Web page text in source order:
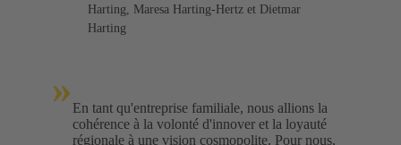
Harting, Maresa Harting-Hertz et Dietmar
Harting
» En tant qu'entreprise familiale, nous allions la
cohérence à la volonté d'innover et la loyauté
régionale à une vision cosmopolite. Pour nous,